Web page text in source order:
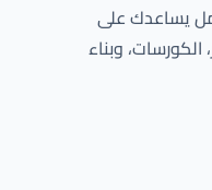
يساعدك على
وبناء